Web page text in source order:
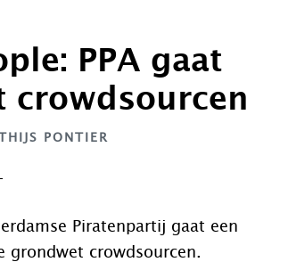
PPA gaat
crowdsourcen
PONTIER
Piratenpartij gaat een
grondwet crowdsourcen.